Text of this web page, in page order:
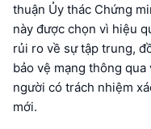
thuận Ủy thác Chứng
này được chọn vì hiệu
rủi ro về sự tập trung,
bảo vệ mạng thông
người có trách nhiệm
mới.